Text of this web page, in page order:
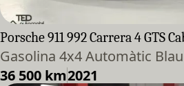
Porsche 911 992 Carrera 4 GTS
Gasolina 4x4 Automàtic Blau
36 500 km2021